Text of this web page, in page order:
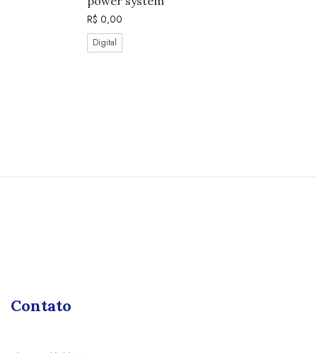
R$ 0,00
Digital
Contato